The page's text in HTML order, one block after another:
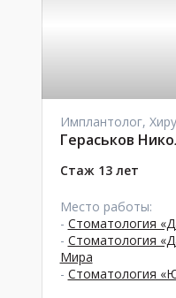
Имплантолог,
Гераськов
Стаж 13 лет
Место работы:
- Стоматология
- Стоматология
Мира
- Стоматология